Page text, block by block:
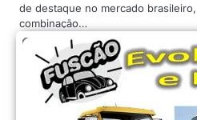
de destaque no mercado
combinação…